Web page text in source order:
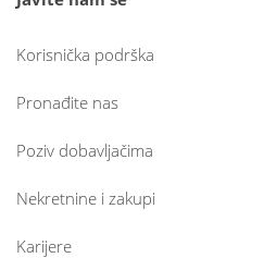
Korisnička podrška
Pronađite nas
Poziv dobavljačima
Nekretnine i zakupi
Karijere